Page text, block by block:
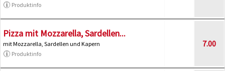
Produktinfo
Pizza mit Mozzarella, Sardellen...
mit Mozzarella, Sardellen und Kapern
Produktinfo
7.00